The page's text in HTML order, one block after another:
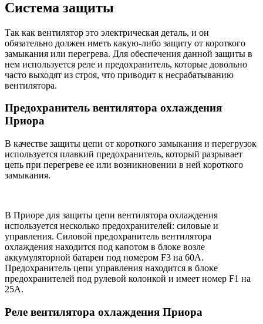
Система защиты
Так как вентилятор это электрическая деталь, и он
обязательно должен иметь какую-либо защиту от короткого
замыкания или перегрева. Для обеспечения данной защиты в
нем используется реле и предохранитель, которые довольно
часто выходят из строя, что приводит к несрабатыванию
вентилятора.
Предохранитель вентилятора охлаждения
Приора
В качестве защиты цепи от короткого замыкания и перегрузок
используется плавкий предохранитель, который разрывает
цепь при перегреве ее или возникновении в ней короткого
замыкания.
В Приоре для защиты цепи вентилятора охлаждения
используется несколько предохранителей: силовые и
управления. Силовой предохранитель вентилятора
охлаждения находится под капотом в блоке возле
аккумуляторной батареи под номером F3 на 60А.
Предохранитель цепи управления находится в блоке
предохранителей под рулевой колонкой и имеет номер F1 на
25А.
Реле вентилятора охлаждения Приора